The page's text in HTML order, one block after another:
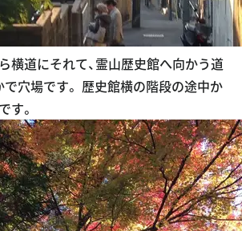
横道にそれて、霊山歴史館へ向かう道
で穴場です。 歴史館横の階段の途中か
す。